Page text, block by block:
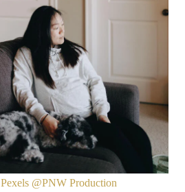
Pexels @PNW Production